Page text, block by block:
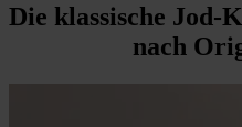
Die klassische
nach